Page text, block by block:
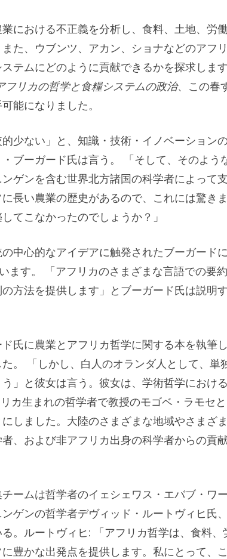
における不正義を分析し、食料、土地、労働
た、ウブンツ、アカン、ショナなどのアフ
テムにどのように貢献できるかを探求します
フリカの哲学と食糧システムの政治、この春
能になりました。
少ない」と、知識・技術・イノベーション
ブーガード氏は言う。 「そして、そのよう
ゲンを含む世界北方諸国の科学者によって
長い農業の歴史があるので、これには驚き
てこなかったのでしょうか？」
中心的なアイデアに触発されたブーガード
ます。 「アフリカのさまざまな言語での要
方法を提供します」とブーガード氏は説明す
氏に農業とアフリカ哲学に関する本を執筆
。 「しかし、白人のオランダ人として、単
」と彼女は言う。彼女は、学術哲学における
生まれの哲学者で教授のモゴベ・ラモセと
しました。大陸のさまざまな地域やさまざ
、および非アフリカ出身の科学者からの貢
ームは哲学者のイェシェワス・エバブ・ワ
ゲンの哲学者デヴィッド・ルートヴィヒ氏
。ルートヴィヒ: 「アフリカ哲学は、食料、
豊かな出発点を提供します。私にとって、